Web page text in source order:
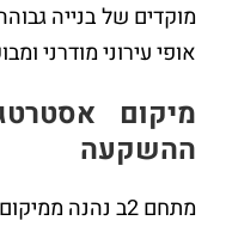
אופי עירוני מודרני
מיקום
ההשקעה
מתחם 2ב נהנה ממיקום יוצא דופן: